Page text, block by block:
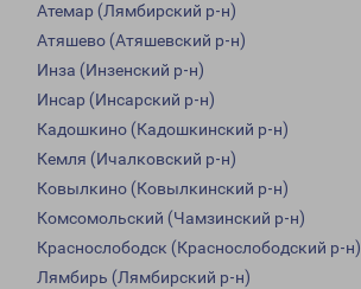
Атемар (Лямбирский р-н)
Атяшево (Атяшевский р-н)
Инза (Инзенский р-н)
Инсар (Инсарский р-н)
Кадошкино (Кадошкинский р-н)
Кемля (Ичалковский р-н)
Ковылкино (Ковылкинский р-н)
Комсомольский (Чамзинский р-н)
Краснослободск (Краснослободский р-н)
Лямбирь (Лямбирский р-н)